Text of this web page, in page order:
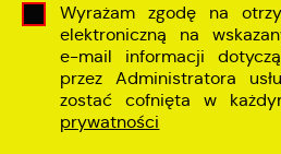
Wyrażam zgodę na
elektroniczną na
e-mail informacji
przez Administratora
zostać cofnięta w
prywatności